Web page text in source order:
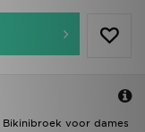
voor dames